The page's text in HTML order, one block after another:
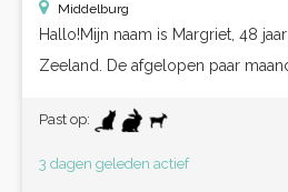
Middelburg
Hallo!Mijn naam is Margriet, 48
Zeeland. De afgelopen paar
Past op:
3 dagen geleden actief